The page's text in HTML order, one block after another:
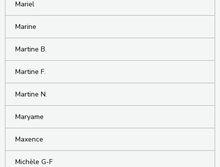
Mariel
Marine
Martine B.
Martine F.
Martine N.
Maryame
Maxence
Michèle G-F